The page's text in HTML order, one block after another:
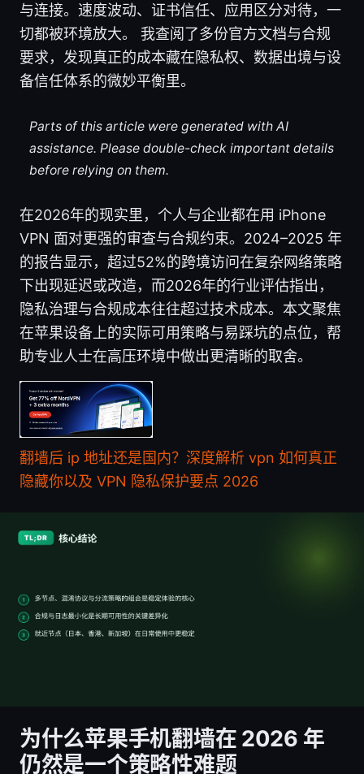
与连接。速度波动、证书信任、应用区分对待，一
切都被环境放大。 我查阅了多份官方文档与合规
要求，发现真正的成本藏在隐私权、数据出境与设
备信任体系的微妙平衡里。
Parts of this article were generated with AI
assistance. Please double-check important details
before relying on them.
在2026年的现实里，个人与企业都在用 iPhone
VPN 面对更强的审查与合规约束。2024–2025 年
的报告显示，超过52%的跨境访问在复杂网络策略
下出现延迟或改造，而2026年的行业评估指出，
隐私治理与合规成本往往超过技术成本。本文聚焦
在苹果设备上的实际可用策略与易踩坑的点位，帮
助专业人士在高压环境中做出更清晰的取舍。
翻墙后 ip 地址还是国内？深度解析 vpn 如何真正
隐藏你以及 VPN 隐私保护要点 2026
为什么苹果手机翻墙在 2026 年
仍然是一个策略性难题